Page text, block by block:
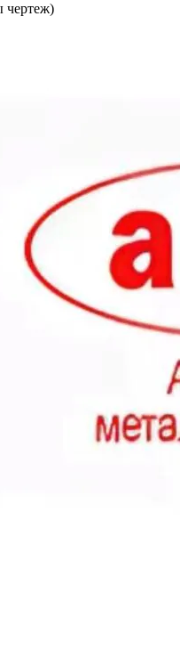
чертеж)